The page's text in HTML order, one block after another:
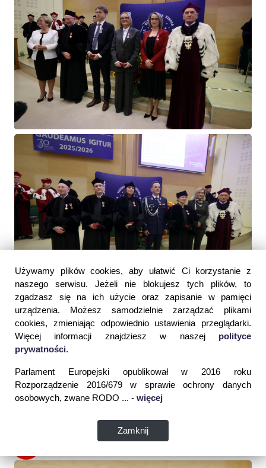
Używamy plików cookies, aby ułatwić Ci korzystanie z
naszego serwisu. Jeżeli nie blokujesz tych plików, to
zgadzasz się na ich użycie oraz zapisanie w pamięci
urządzenia. Możesz samodzielnie zarządzać plikami
cookies, zmieniając odpowiednio ustawienia przeglądarki.
Więcej informacji znajdziesz w naszej polityce
prywatności.
Parlament Europejski opublikował w 2016 roku
Rozporządzenie 2016/679 w sprawie ochrony danych
osobowych, zwane RODO ... - więcej
Zamknij